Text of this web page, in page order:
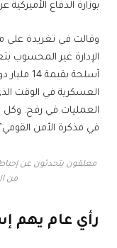
بوزارة الدفاع
وقالت في تغريدة على
الإدارة غير المحسوب
أسلحة
العسكرية في الوقت
العمليات في رفح.
في مذكرة الأمن
معلقون يتحدثون عن
من
رأي عام يهم